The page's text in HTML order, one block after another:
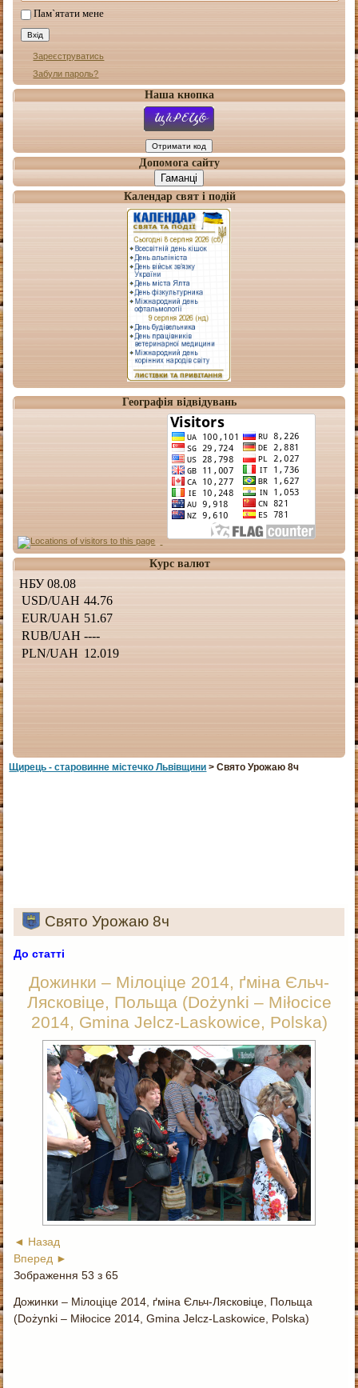
Пам`ятати мене
Зареєструватись
Забули пароль?
Наша кнопка
Допомога сайту
Гаманці
Календар свят і подій
Географія відвідувань
Курс валют
Щирець - старовинне мiстечко Львiвщини > Свято Урожаю 8ч
Свято Урожаю 8ч
До статті
Дожинки – Мілоціце 2014, ґміна Єльч-
Лясковіце, Польща (Dożynki – Miłocice
2014, Gmina Jelcz-Laskowice, Polska)
◄ Назад
Вперед ►
Зображення 53 з 65
Дожинки – Мілоціце 2014, ґміна Єльч-Лясковіце, Польща
(Dożynki – Miłocice 2014, Gmina Jelcz-Laskowice, Polska)